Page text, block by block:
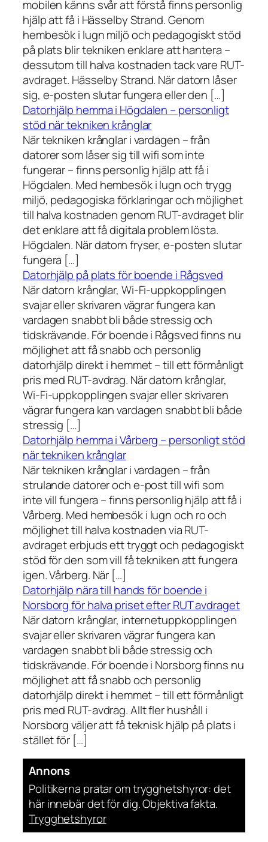
mobilen känns svår att förstå finns personlig
hjälp att få i Hässelby Strand. Genom
hembesök i lugn miljö och pedagogiskt stöd
på plats blir tekniken enklare att hantera –
dessutom till halva kostnaden tack vare RUT-
avdraget. Hässelby Strand. När datorn låser
sig, e-posten slutar fungera eller den […]
Datorhjälp hemma i Högdalen – personligt
stöd när tekniken krånglar
När tekniken krånglar i vardagen – från
datorer som låser sig till wifi som inte
fungerar – finns personlig hjälp att få i
Högdalen. Med hembesök i lugn och trygg
miljö, pedagogiska förklaringar och möjlighet
till halva kostnaden genom RUT-avdraget blir
det enklare att få digitala problem lösta.
Högdalen. När datorn fryser, e-posten slutar
fungera […]
Datorhjälp på plats för boende i Rågsved
När datorn krånglar, Wi-Fi-uppkopplingen
svajar eller skrivaren vägrar fungera kan
vardagen snabbt bli både stressig och
tidskrävande. För boende i Rågsved finns nu
möjlighet att få snabb och personlig
datorhjälp direkt i hemmet – till ett förmånligt
pris med RUT-avdrag. När datorn krånglar,
Wi-Fi-uppkopplingen svajar eller skrivaren
vägrar fungera kan vardagen snabbt bli både
stressig […]
Datorhjälp hemma i Vårberg – personligt stöd
när tekniken krånglar
När tekniken krånglar i vardagen – från
strulande datorer och e-post till wifi som
inte vill fungera – finns personlig hjälp att få i
Vårberg. Med hembesök i lugn och ro och
möjlighet till halva kostnaden via RUT-
avdraget erbjuds ett tryggt och pedagogiskt
stöd för den som vill få tekniken att fungera
igen. Vårberg. När […]
Datorhjälp nära till hands för boende i
Norsborg för halva priset efter RUT avdraget
När datorn krånglar, internetuppkopplingen
svajar eller skrivaren vägrar fungera kan
vardagen snabbt bli både stressig och
tidskrävande. För boende i Norsborg finns nu
möjlighet att få snabb och personlig
datorhjälp direkt i hemmet – till ett förmånligt
pris med RUT-avdrag. Allt fler hushåll i
Norsborg väljer att få teknisk hjälp på plats i
stället för […]
Annons
Politikerna pratar om trygghetshyror: det
här innebär det för dig. Objektiva fakta.
Trygghetshyror